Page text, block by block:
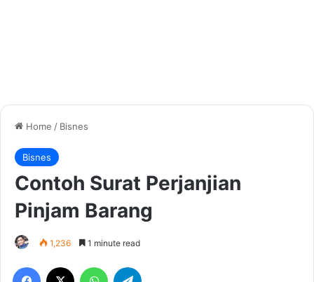
Home / Bisnes
Bisnes
Contoh Surat Perjanjian
Pinjam Barang
1,236 1 minute read
Facebook WhatsApp